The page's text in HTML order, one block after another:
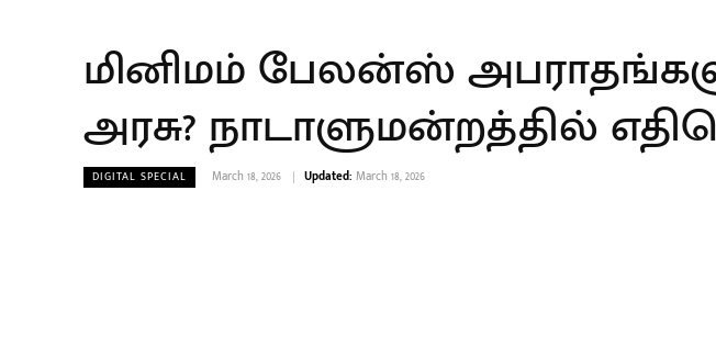
மினிமம் பேலன்ஸ்
அரசு? நாடாளுமன்றத்தில்
DIGITAL SPECIAL March 18, 2026 Updated: March 18, 2026